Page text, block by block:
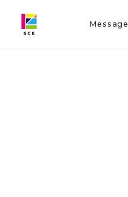
Message